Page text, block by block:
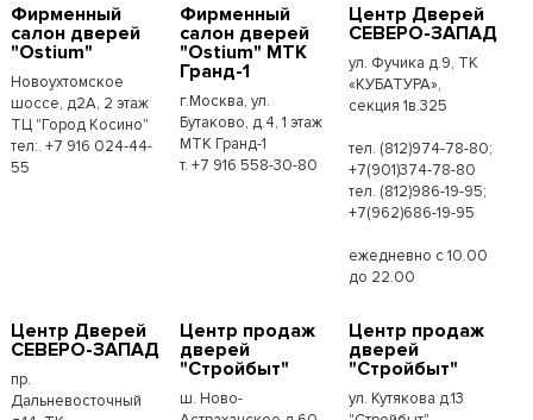
Фирменный
салон дверей
"Ostium"
Новоухтомское
шоссе, д2А, 2 этаж
ТЦ "Город Косино"
тел:. +7 916 024-44-
55
Фирменный
салон дверей
"Ostium" МТК
Гранд-1
г.Москва, ул.
Бутаково, д.4, 1 этаж
МТК Гранд-1
т. +7 916 558-30-80
Центр Дверей
СЕВЕРО-ЗАПАД
ул. Фучика д.9, ТК
«КУБАТУРА»,
секция 1в.325
тел. (812)974-78-80;
+7(901)374-78-80
тел. (812)986-19-95;
+7(962)686-19-95
ежедневно с 10.00
до 22.00
Центр Дверей
СЕВЕРО-ЗАПАД
пр.
Дальневосточный
Центр продаж
дверей
"Стройбыт"
ш. Ново-
Центр продаж
дверей
"Стройбыт"
ул. Кутякова д.13